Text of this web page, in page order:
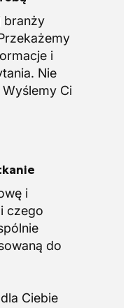
branży
i
Nie
Ci
i
czego
do
Ciebie